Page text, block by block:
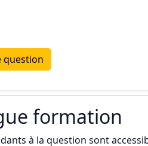
question
formation
à la question sont